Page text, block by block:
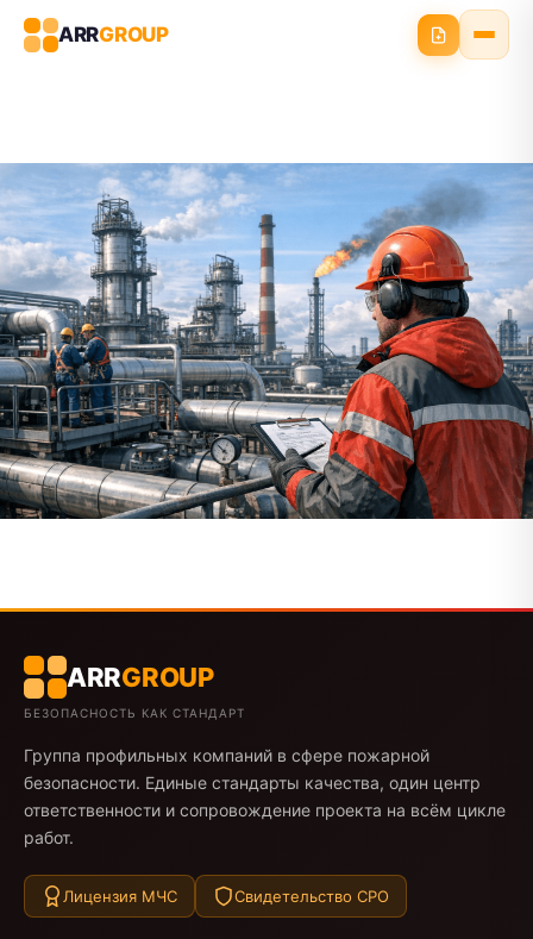
ARRGROUP
ARRGROUP
БЕЗОПАСНОСТЬ КАК СТАНДАРТ
Группа профильных компаний в сфере пожарной
безопасности. Единые стандарты качества, один центр
ответственности и сопровождение проекта на всём цикле
работ.
Лицензия МЧС Свидетельство СРО